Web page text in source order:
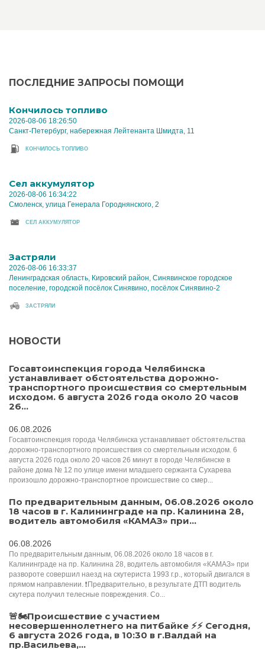
ПОСЛЕДНИЕ ЗАПРОСЫ ПОМОЩИ
Кончилось топливо
2026-08-06 18:26:50
Санкт-Петербург, набережная Лейтенанта Шмидта, 11
КОНЧИЛОСЬ ТОПЛИВО
Cел аккумулятор
2026-08-06 16:34:22
Смоленск, улица Генерала Городнянского, 2
CЕЛ АККУМУЛЯТОР
Застряли
2026-08-06 16:33:37
Ленинградская область, Кировский район, Синявинское городское
поселение, городской посёлок Синявино, посёлок Синявино-2
ЗАСТРЯЛИ
НОВОСТИ
Госавтоинспекция города Челябинска
устанавливает обстоятельства дорожно-
транспортного происшествия со смертельным
исходом. 6 августа 2026 года около 20 часов
26...
06.08.2026
Госавтоинспекция города Челябинска устанавливает обстоятельства
дорожно-транспортного происшествия со смертельным исходом. 6
августа 2026 года около 20 часов 26 минут в городе Челябинске в
районе дома № 12 по улице имени младшего сержанта Сухарева
произошло дорожно-транспортное происшествие со смер...
По предварительным данным, 06.08.2026 около
18 часов в г. Калининграде на пр. Калинина 28,
водитель автомобиля «КАМАЗ» при...
06.08.2026
По предварительным данным, 06.08.2026 около 18 часов в г.
Калининграде на пр. Калинина 28, водитель автомобиля «КАМАЗ» при
развороте совершил наезд на скутериста 1993 г.р., который двигался в
прямом направлении. ❗️Предварительно, в результате ДТП водитель
скутера получил телесные повреждения. Со...
🚨🏍Происшествие с участием
несовершеннолетнего на питбайке ⚡️⚡️️ Сегодня,
6 августа 2026 года, в 10:30 в г.Валдай на
пр.Васильева,...